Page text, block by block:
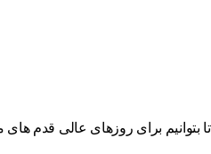
برای روزهای عالی قدم های